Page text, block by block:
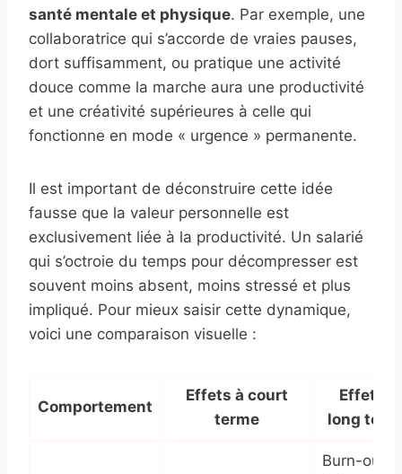
santé mentale et physique. Par exemple, une
collaboratrice qui s’accorde de vraies pauses,
dort suffisamment, ou pratique une activité
douce comme la marche aura une productivité
et une créativité supérieures à celle qui
fonctionne en mode « urgence » permanente.
Il est important de déconstruire cette idée
fausse que la valeur personnelle est
exclusivement liée à la productivité. Un salarié
qui s’octroie du temps pour décompresser est
souvent moins absent, moins stressé et plus
impliqué. Pour mieux saisir cette dynamique,
voici une comparaison visuelle :
Comportement
Effets à court
terme
Effets à
long
Burn-out,